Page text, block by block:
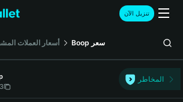
تنزيل الآن
أسعار العملات Boop سعر
المخاطر